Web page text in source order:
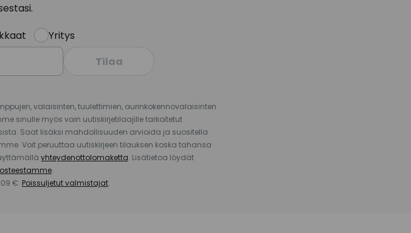
Yritys
Tilaa
valaisinten, tuulettimien, aurinkokennovalaisinten
sinulle myös vain uutiskirjetilaajille tarkoitetut
Saat lisäksi mahdollisuuden arvioida ja suositella
Voit peruuttaa uutiskirjeen tilauksen koska tahansa
yhteydenottolomaketta. Lisätietoa löydät
.
€. Poissuljetut valmistajat.